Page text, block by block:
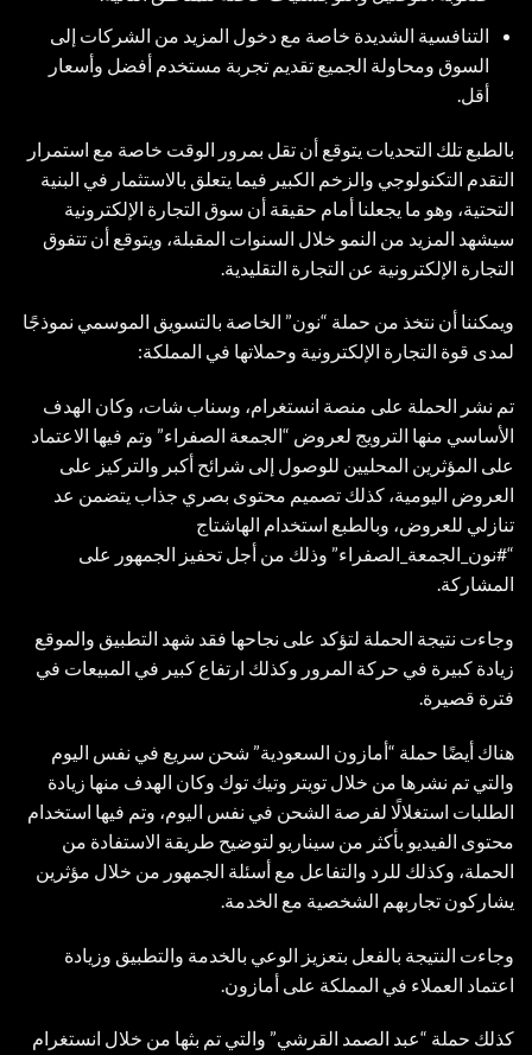
التنافسية الشديدة خاصة مع دخول المزيد من الشركات إلى
السوق ومحاولة الجميع تقديم تجربة مستخدم أفضل وأسعار
أقل.
بالطبع تلك التحديات يتوقع أن تقل بمرور الوقت خاصة مع استمرار
التقدم التكنولوجي والزخم الكبير فيما يتعلق بالاستثمار في البنية
التحتية، وهو ما يجعلنا أمام حقيقة أن سوق التجارة الإلكترونية
سيشهد المزيد من النمو خلال السنوات المقبلة، ويتوقع أن تتفوق
التجارة الإلكترونية عن التجارة التقليدية.
ويمكننا أن نتخذ من حملة “نون” الخاصة بالتسويق الموسمي نموذجًا
لمدى قوة التجارة الإلكترونية وحملاتها في المملكة:
تم نشر الحملة على منصة انستغرام، وسناب شات، وكان الهدف
الأساسي منها الترويج لعروض “الجمعة الصفراء” وتم فيها الاعتماد
على المؤثرين المحليين للوصول إلى شرائح أكبر والتركيز على
العروض اليومية، كذلك تصميم محتوى بصري جذاب يتضمن عد
تنازلي للعروض، وبالطبع استخدام الهاشتاج
“#نون_الجمعة_الصفراء” وذلك من أجل تحفيز الجمهور على
المشاركة.
وجاءت نتيجة الحملة لتؤكد على نجاحها فقد شهد التطبيق والموقع
زيادة كبيرة في حركة المرور وكذلك ارتفاع كبير في المبيعات في
فترة قصيرة.
هناك أيضًا حملة “أمازون السعودية” شحن سريع في نفس اليوم
والتي تم نشرها من خلال تويتر وتيك توك وكان الهدف منها زيادة
الطلبات استغلالًا لفرصة الشحن في نفس اليوم، وتم فيها استخدام
محتوى الفيديو بأكثر من سيناريو لتوضيح طريقة الاستفادة من
الحملة، وكذلك للرد والتفاعل مع أسئلة الجمهور من خلال مؤثرين
يشاركون تجاربهم الشخصية مع الخدمة.
وجاءت النتيجة بالفعل بتعزيز الوعي بالخدمة والتطبيق وزيادة
اعتماد العملاء في المملكة على أمازون.
كذلك حملة “عبد الصمد القرشي” والتي تم بثها من خلال انستغرام